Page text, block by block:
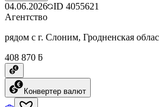
04.06.2026 ID 4055621
Агентство
рядом с г. Слоним, Гродненская
408 870 ƃ
Конвертер валют